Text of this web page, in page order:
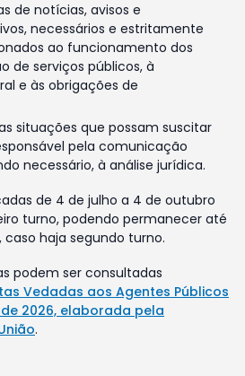
de notícias, avisos e
necessários e estritamente
ao funcionamento dos
de serviços públicos, à
e às obrigações de
situações que possam suscitar
pela comunicação
necessário, à análise jurídica.
de 4 de julho a 4 de outubro
turno, podendo permanecer até
caso haja segundo turno.
podem ser consultadas
Vedadas aos Agentes Públicos
2026, elaborada pela
.